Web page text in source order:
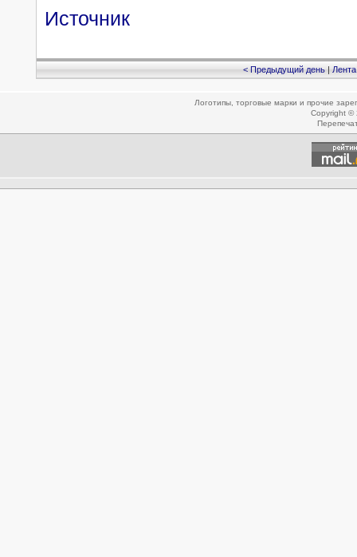
Источник
< Предыдущий день|Лента
Логотипы, торговые марки и прочие
Copyright ©